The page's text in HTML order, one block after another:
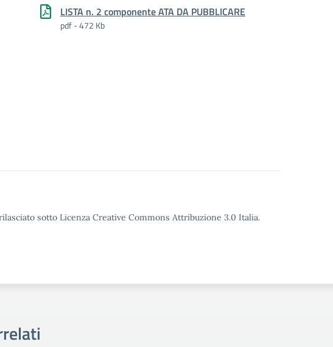
LISTA n. 2 componente ATA DA PUBBLICARE
pdf - 472 Kb
sotto Licenza Creative Commons Attribuzione 3.0 Italia.